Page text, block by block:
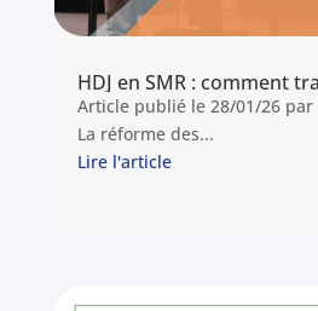
Article publié le 28/01/26 par
La réforme des...
Lire l'article